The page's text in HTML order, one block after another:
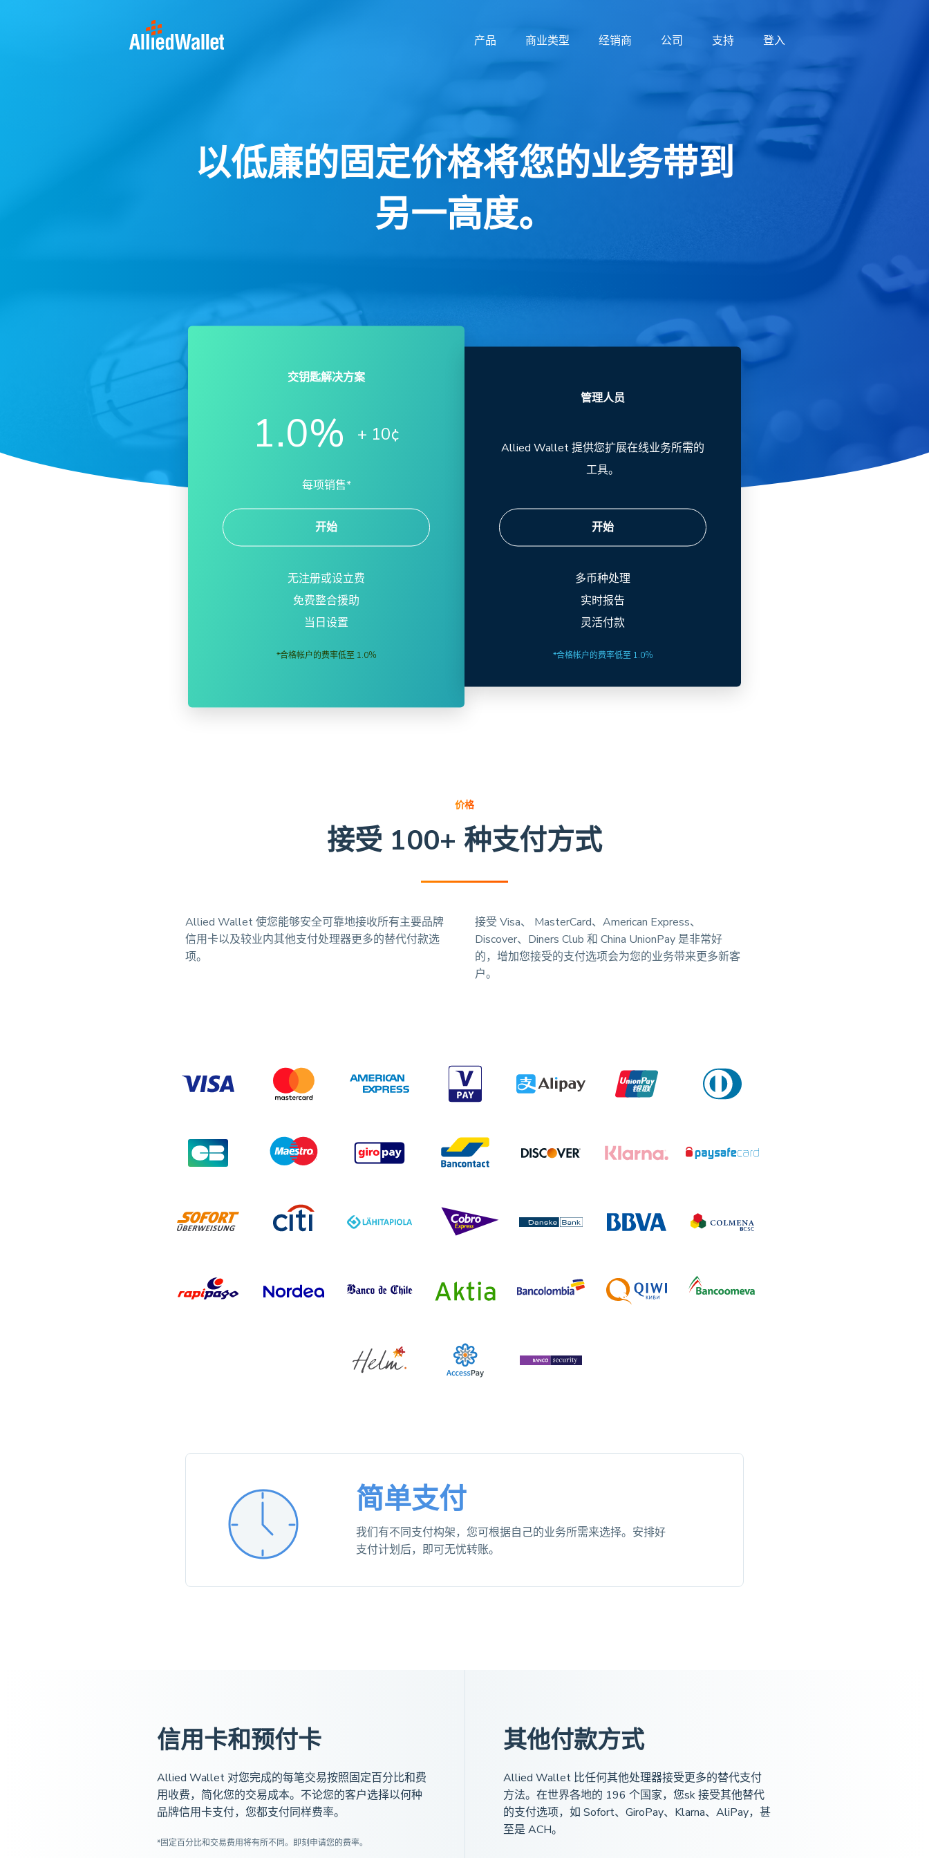
产品 商业类型 经销商 公司 支持 登入
以低廉的固定价格将您的业务带到
另一高度。
交钥匙解决方案
1.0% + 10¢
每项销售*
开始
无注册或设立费
免费整合援助
当日设置
*合格帐户的费率低至 1.0％
管理人员
Allied Wallet 提供您扩展在线业务所需的
工具。
开始
多币种处理
实时报告
灵活付款
*合格帐户的费率低至 1.0％
价格
接受 100+ 种支付方式
Allied Wallet 使您能够安全可靠地接收所有主要品牌
信用卡以及较业内其他支付处理器更多的替代付款选
项。
接受 Visa、 MasterCard、American Express、
Discover、Diners Club 和 China UnionPay 是非常好
的，增加您接受的支付选项会为您的业务带来更多新客
户。
简单支付
我们有不同支付构架，您可根据自己的业务所需来选择。安排好
支付计划后，即可无忧转账。
信用卡和预付卡
Allied Wallet 对您完成的每笔交易按照固定百分比和费
用收费，简化您的交易成本。不论您的客户选择以何种
品牌信用卡支付，您都支付同样费率。
*固定百分比和交易费用将有所不同。即刻申请您的费率。
其他付款方式
Allied Wallet 比任何其他处理器接受更多的替代支付
方法。在世界各地的 196 个国家，您sk 接受其他替代
的支付选项，如 Sofort、GiroPay、Klarna、AliPay，甚
至是 ACH。